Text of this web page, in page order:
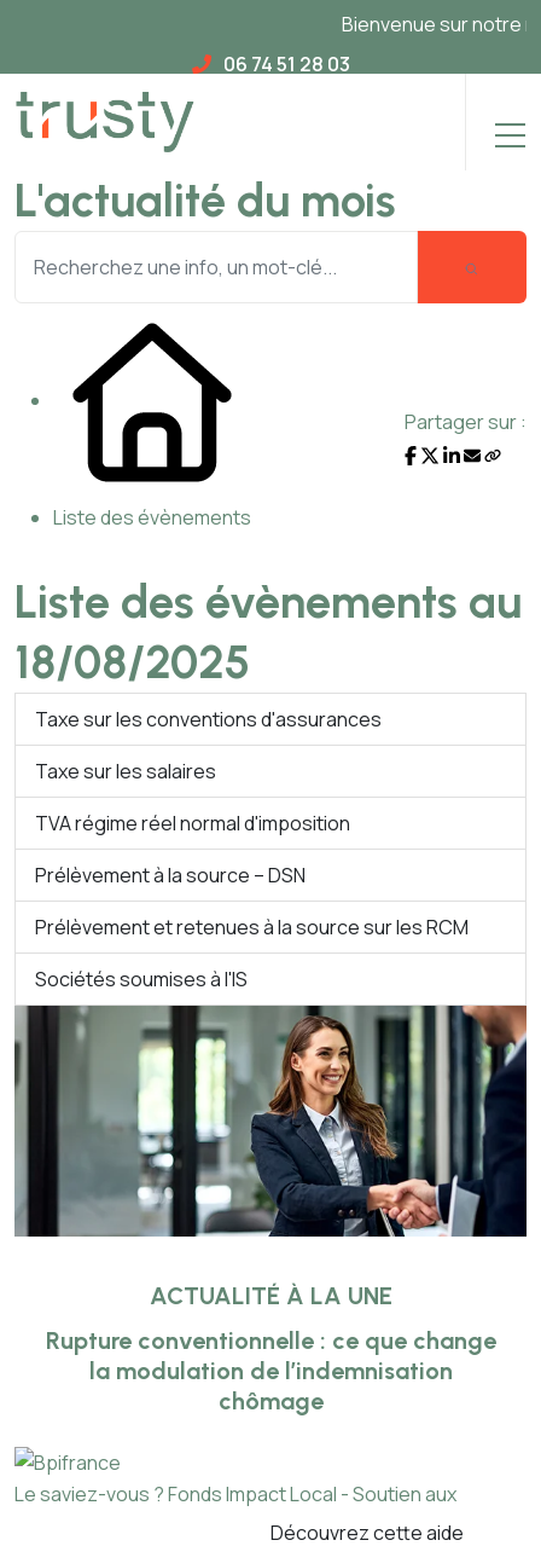
Bienvenue sur notre
06 74 51 28 03
L'actualité du mois
Liste des évènements
Partager sur :
Liste des évènements au
18/08/2025
Taxe sur les conventions d'assurances
Taxe sur les salaires
TVA régime réel normal d'imposition
Prélèvement à la source – DSN
Prélèvement et retenues à la source sur les RCM
Sociétés soumises à l'IS
ACTUALITÉ À LA UNE
Rupture conventionnelle : ce que change
la modulation de l’indemnisation
chômage
Le saviez-vous ?Fonds Impact Local - Soutien aux
Découvrez cette aide